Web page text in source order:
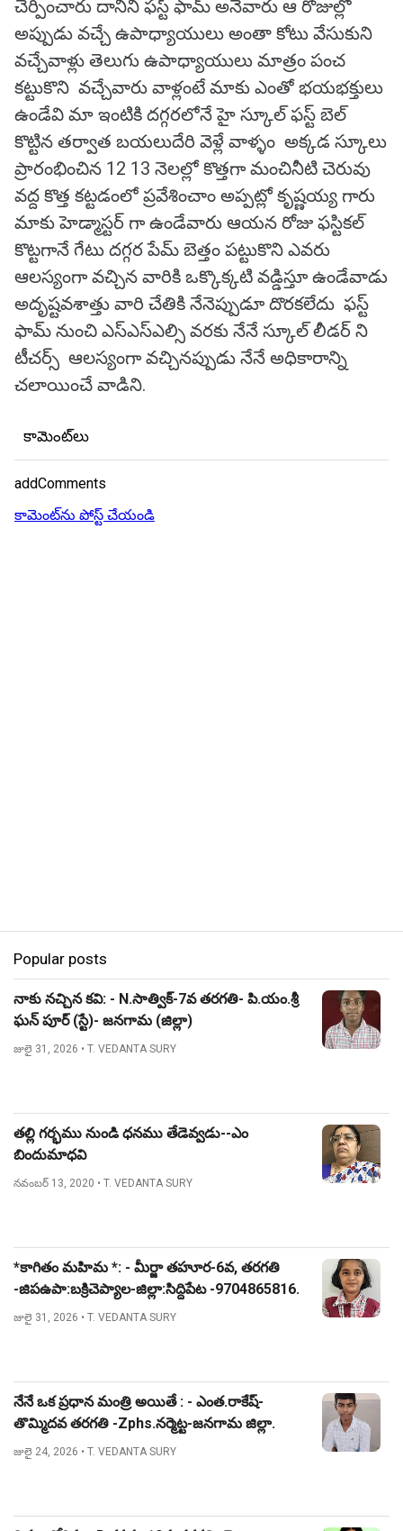
చేర్పించారు దానిని ఫస్ట్ ఫామ్ అనేవారు ఆ రోజుల్లో
అప్పుడు వచ్చే ఉపాధ్యాయులు అంతా కోటు వేసుకుని
వచ్చేవాళ్లు తెలుగు ఉపాధ్యాయులు మాత్రం పంచ
కట్టుకొని వచ్చేవారు వాళ్లంటే మాకు ఎంతో భయభక్తులు
ఉండేవి మా ఇంటికి దగ్గరలోనే హై స్కూల్ ఫస్ట్ బెల్
కొట్టిన తర్వాత బయలుదేరి వెళ్లే వాళ్ళం అక్కడ స్కూలు
ప్రారంభించిన 12 13 నెలల్లో కొత్తగా మంచినీటి చెరువు
వద్ద కొత్త కట్టడంలో ప్రవేశించాం అప్పట్లో కృష్ణయ్య గారు
మాకు హెడ్మాస్టర్ గా ఉండేవారు ఆయన రోజు ఫస్టికల్
కొట్టగానే గేటు దగ్గర పేమ్ బెత్తం పట్టుకొని ఎవరు
ఆలస్యంగా వచ్చిన వారికి ఒక్కొక్కటి వడ్డిస్తూ ఉండేవాడు
అదృష్టవశాత్తు వారి చేతికి నేనెప్పుడూ దొరకలేదు ఫస్ట్
ఫామ్ నుంచి ఎస్ఎస్ఎల్సి వరకు నేనే స్కూల్ లీడర్ ని
టీచర్స్ ఆలస్యంగా వచ్చినప్పుడు నేనే అధికారాన్ని
చలాయించే వాడిని.
కామెంట్‌లు
addComments
కామెంట్‌ను పోస్ట్ చేయండి
Popular posts
నాకు నచ్చిన కవి: - N.సాత్విక్-7వ తరగతి- పి.యం.శ్రీ
ఘన్ పూర్ (స్టే)- జనగామ (జిల్లా)
జులై 31, 2026 • T. VEDANTA SURY
తల్లి గర్భము నుండి ధనము తేడెవ్వడు--ఎం
బిందుమాధవి
నవంబర్ 13, 2020 • T. VEDANTA SURY
*కాగితం మహిమ *: - మీర్జా తహూర-6వ, తరగతి
-జిపఉపా:బక్రిచెప్యాల-జిల్లా:సిద్దిపేట -9704865816.
జులై 31, 2026 • T. VEDANTA SURY
నేనే ఒక ప్రధాన మంత్రి అయితే : - ఎంత.రాకేష్-
తొమ్మిదవ తరగతి -Zphs.నర్మెట్ట-జనగామ జిల్లా.
జులై 24, 2026 • T. VEDANTA SURY